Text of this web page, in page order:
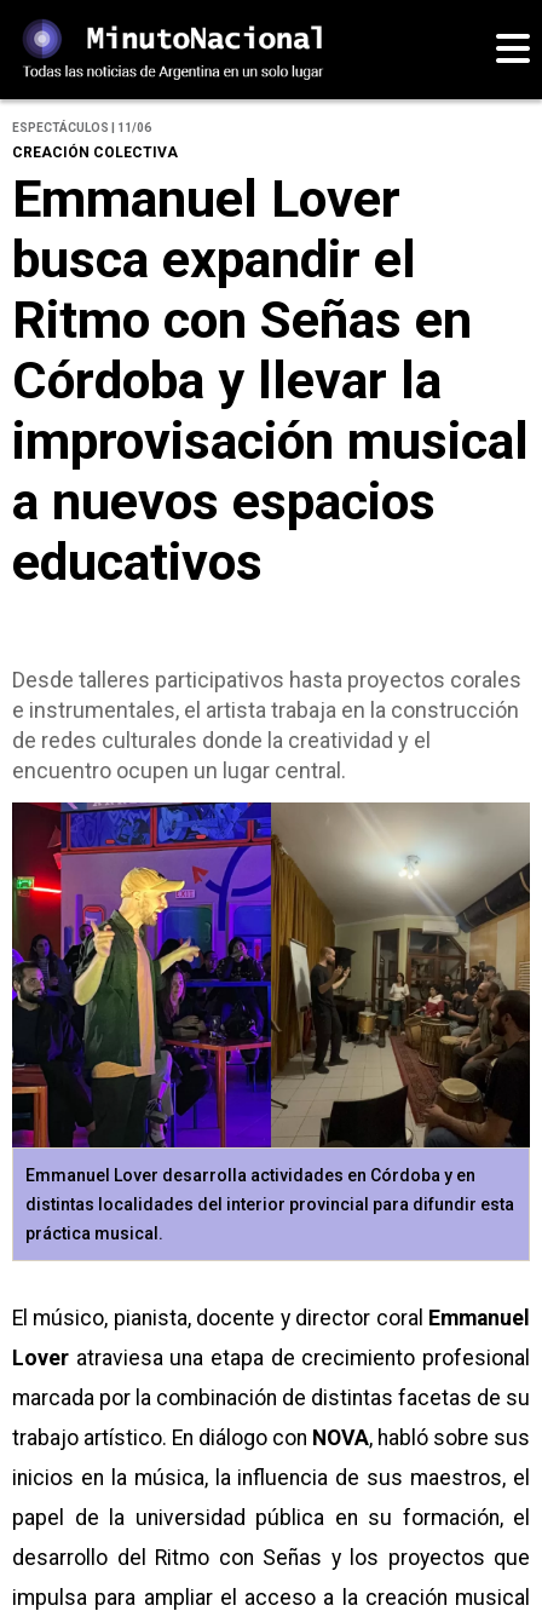
ESPECTÁCULOS | 11/06
CREACIÓN COLECTIVA
Emmanuel Lover
busca expandir el
Ritmo con Señas en
Córdoba y llevar la
improvisación musical
a nuevos espacios
educativos
Desde talleres participativos hasta proyectos corales
e instrumentales, el artista trabaja en la construcción
de redes culturales donde la creatividad y el
encuentro ocupen un lugar central.
Emmanuel Lover desarrolla actividades en Córdoba y en
distintas localidades del interior provincial para difundir esta
práctica musical.
El músico, pianista, docente y director coral Emmanuel
Lover atraviesa una etapa de crecimiento profesional
marcada por la combinación de distintas facetas de su
trabajo artístico. En diálogo con NOVA, habló sobre sus
inicios en la música, la influencia de sus maestros, el
papel de la universidad pública en su formación, el
desarrollo del Ritmo con Señas y los proyectos que
impulsa para ampliar el acceso a la creación musical